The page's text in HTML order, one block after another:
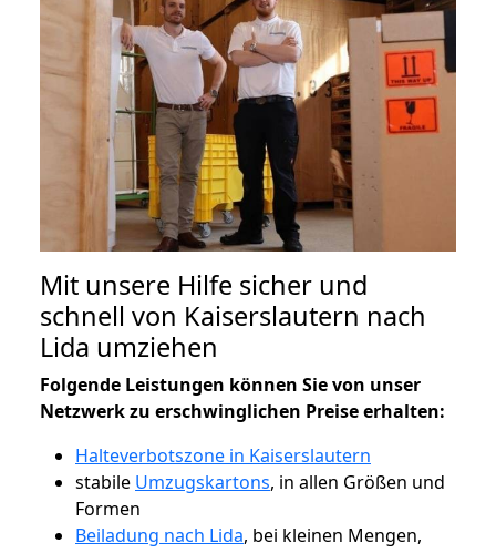
Mit unsere Hilfe sicher und
schnell von Kaiserslautern nach
Lida umziehen
Folgende Leistungen können Sie von unser
Netzwerk zu erschwinglichen Preise erhalten:
Halteverbotszone in Kaiserslautern
stabile Umzugskartons, in allen Größen und
Formen
Beiladung nach Lida, bei kleinen Mengen,